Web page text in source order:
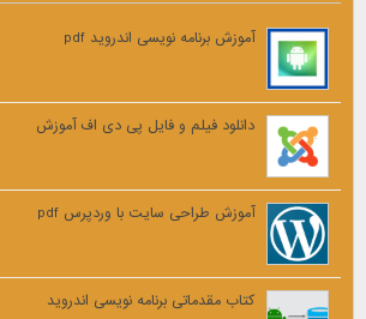
آموزش برنامه نویسی اندروید pdf
دانلود فیلم و فایل پی دی اف آموزش
آموزش طراحی سایت با وردپرس pdf
کتاب مقدماتی برنامه نویسی اندروید